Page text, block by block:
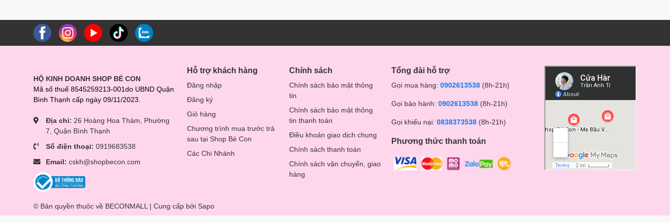
HỘ KINH DOANH SHOP BÉ CON
Mã số thuế 8545259213-001do UBND Quận
Bình Thạnh cấp ngày 09/11/2023.
Địa chỉ: 26 Hoàng Hoa Thám, Phường
7, Quận Bình Thạnh
Số điện thoại: 0919683538
Email: cskh@shopbecon.com
Hỗ trợ khách hàng
Đăng nhập
Đăng ký
Giỏ hàng
Chương trình mua trước trả
sau tại Shop Bé Con
Các Chi Nhánh
Chính sách
Chính sách bảo mật thông
tin
Chính sách bảo mật thông
tin thanh toán
Điều khoản giao dịch chung
Chính sách thanh toán
Chính sách vận chuyển, giao
hàng
Tổng đài hỗ trợ
Gọi mua hàng: 0902613538 (8h-21h)
Gọi bảo hành: 0902613538 (8h-21h)
Gọi khiếu nại: 0838373538 (8h-21h)
Phương thức thanh toán
© Bản quyền thuộc về BECONMALL | Cung cấp bởi Sapo